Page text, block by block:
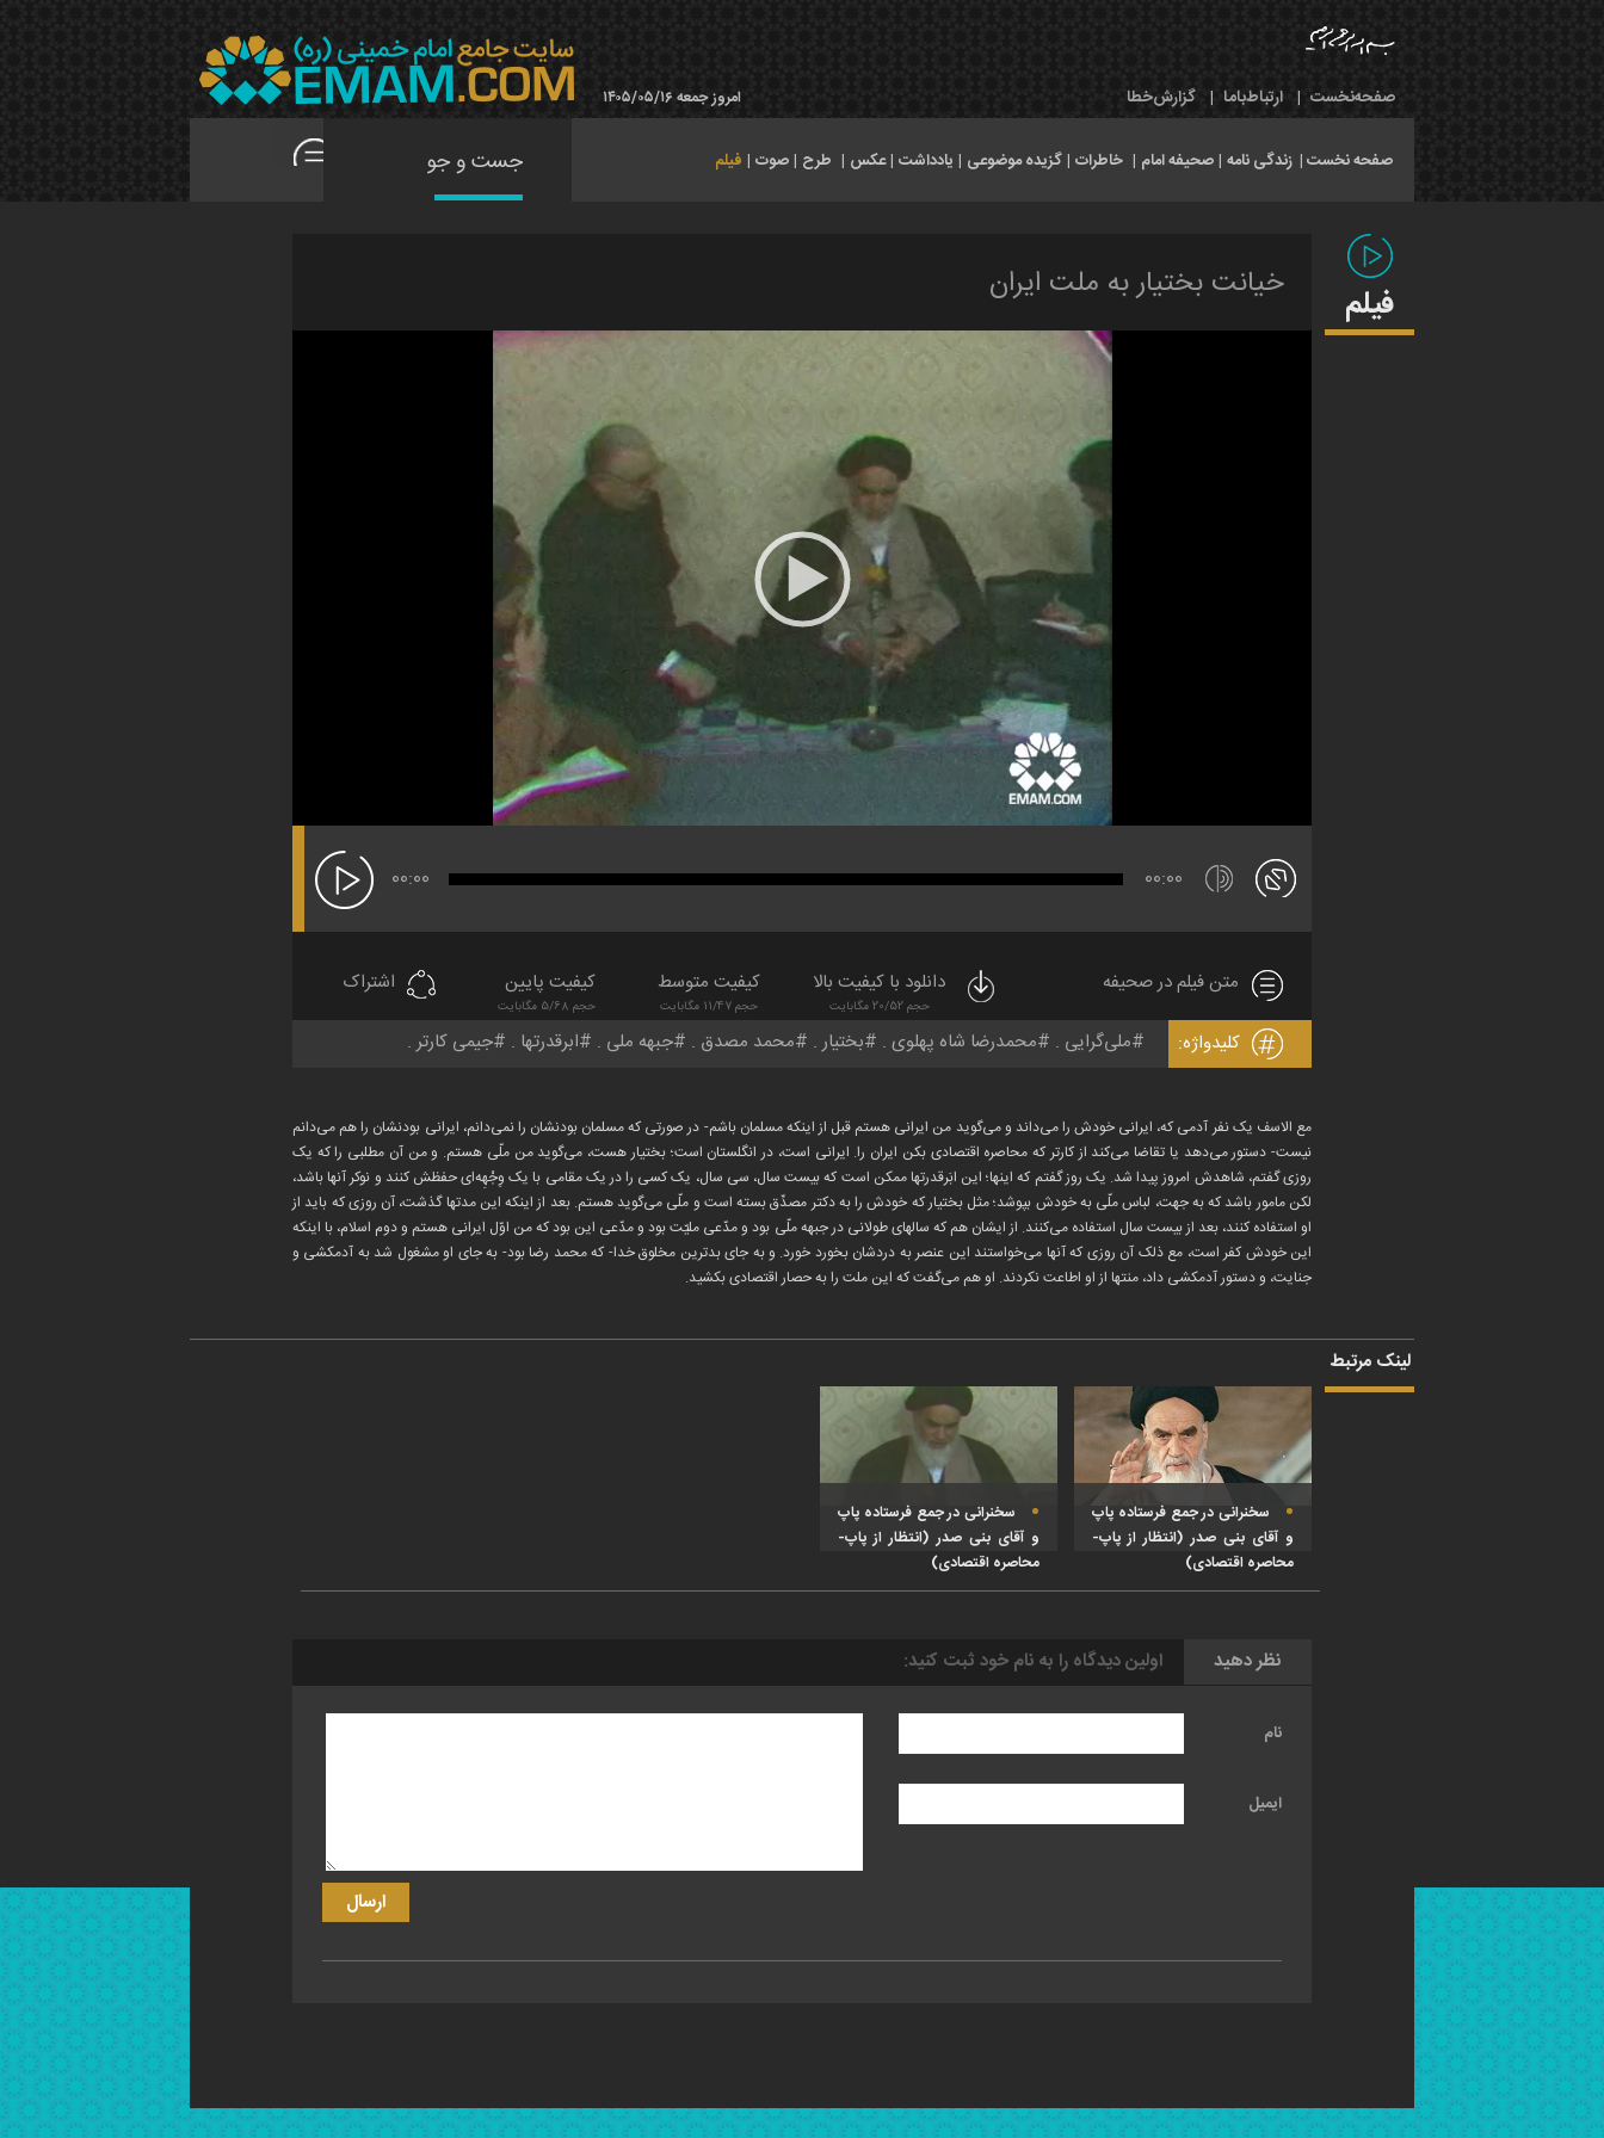
صفحه‌نخست | ارتباط‌با‌ما | گزارش‌خطا امروز جمعه ۱۴۰۵/۰۵/۱۶
صفحه نخست | زندگی نامه |صحیفه امام | خاطرات |گزیده موضوعی | یادداشت |عکس | طرح |صوت | فیلم
فیلم خیانت بختیار به ملت ایران
00:00 00:00
متن فیلم در صحیفه دانلود با کیفیت بالا
حجم 20/52 مگابایت
کیفیت متوسط
حجم 11/47 مگابایت
کیفیت پایین
حجم 5/68 مگابایت
اشتراک
کلیدواژه: ملی‌گرایی محمدرضا شاه پهلوی بختیار محمد مصدق جبهه ملی ابرقدرتها جیمی کارتر
مع الاسف یک نفر آدمی که، ایرانی خودش را می‌داند و می‌گوید من ایرانی هستم قبل از اینکه مسلمان باشم- در صورتی که مسلمان بودنشان را نمی‌دانم، ایرانی بودنشان را هم می‌دانم
نیست- دستور می‌دهد یا تقاضا می‌کند از کارتر که محاصره اقتصادی بکن ایران را. ایرانی است، در انگلستان است؛ بختیار هست، می‌گوید من ملّی هستم. و من آن مطلبی را که یک
روزی گفتم، شاهدش امروز پیدا شد. یک روز گفتم که اینها؛ این ابَرقدرتها ممکن است که بیست سال، سی سال، یک کسی را در یک مقامی با یک وِجْهِه‌ای حفظش کنند و نوکر آنها باشد،
لکن مامور باشد که به جهت، لباس ملّی به خودش بپوشد؛ مثل بختیار که خودش را به دکتر مصدِّق بسته است و ملّی می‌گوید هستم. بعد از اینکه این مدتها گذشت، آن روزی که باید از
او استفاده کنند، بعد از بیست سال استفاده می‌کنند. از ایشان هم که سالهای طولانی در جبهه ملّی بود و مدّعی ملیّت بود و مدّعی این بود که من اوّل ایرانی هستم و دوم اسلام، با اینکه
این خودش کفر است، مع ذلک آن روزی که آنها می‌خواستند این عنصر به دردشان بخورد خورد. و به جای بدترین مخلوق خدا- که محمد رضا بود- به جای او مشغول شد به آدمکشی و
جنایت، و دستور آدمکشی داد، منتها از او اطاعت نکردند. او هم می‌گفت که این ملت را به حصار اقتصادی بکشید.
لینک مرتبط
سخنرانی در جمع فرستاده پاپ
و آقای بنی صدر (انتظار از پاپ-
محاصره اقتصادی)
سخنرانی در جمع فرستاده پاپ
و آقای بنی صدر (انتظار از پاپ-
محاصره اقتصادی)
نظر دهید اولین دیدگاه را به نام خود ثبت کنید:
نام
ایمیل